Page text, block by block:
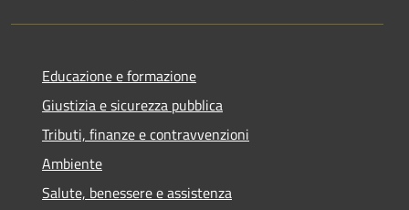
Educazione e formazione
Giustizia e sicurezza pubblica
Tributi, finanze e contravvenzioni
Ambiente
Salute, benessere e assistenza